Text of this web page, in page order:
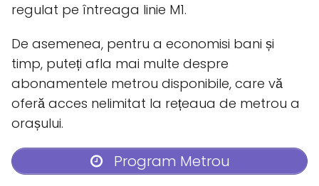
regulat pe întreaga linie M1.
De asemenea, pentru a economisi bani și
timp, puteți afla mai multe despre
abonamentele metrou disponibile, care vă
oferă acces nelimitat la rețeaua de metrou a
orașului.
Program Metrou